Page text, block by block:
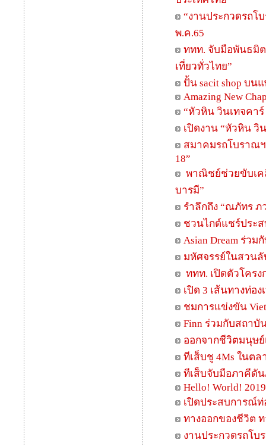
“งานประกวดรถโ
พ.ค.65
ททท. จับมือพันธมิ
เที่ยวทั่วไทย”
ปั้น sacit shop บน
Amazing New
“หัวหิน วินเทจคา
เปิดงาน “หัวหิน วิ
สมาคมรถโบราณฯ
18”
พาณิชย์ช่วยขับเค
บารมี”
รำลึกถึง “ณภัทร
ชวนไกด์แชร์ประส
Asian Dream ร่ว
มหัศจรรย์ในสวนลับ
ททท. เปิดตัวโครง
เปิด 3 เส้นทางท่อ
ชมการแข่งขัน
Finn ร่วมกับสถาบั
ออกจากชีวิตมนุษย์
ทีเส็บชู 4Ms ในตล
ทีเส็บจับมือภาคีดั
Hello! World! 2019
เปิดประสบการณ์ท่
ทางออกของชีวิต
งานประกวดรถโบ